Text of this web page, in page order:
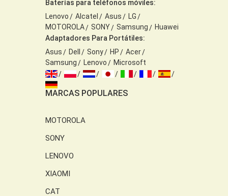
Baterías para teléfonos móviles:
Lenovo
Alcatel Asus
LG
MOTOROLA
SONY Samsung
Huawei
Adaptadores Para Portátiles:
Asus
Dell Sony HP
Acer
Samsung
Lenovo Microsoft
MARCAS POPULARES
MOTOROLA
SONY
LENOVO
XIAOMI
CAT